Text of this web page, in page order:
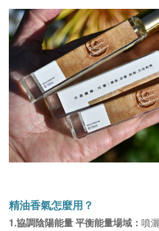
精油香氣怎麼用？
1.協調陰陽能量 平衡能量場域： 噴